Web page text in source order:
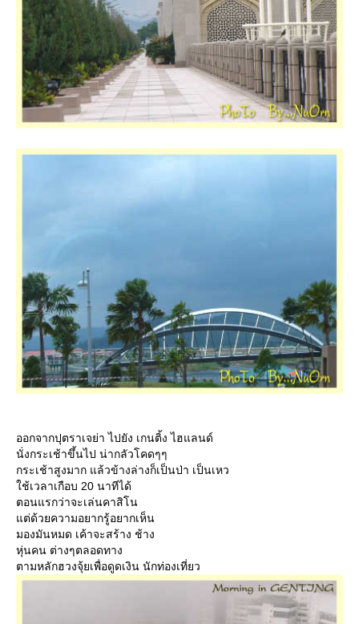
ออกจากปุตราเจย่า ไปยัง เกนติ้ง ไฮแลนด์
นั่งกระเช้าขึ้นไป น่ากลัวโคดๆๆ
กระเช้าสูงมาก แล้วข้างล่างก็เป็นป่า เป็นเหว
ช้เวลาเกือบ 20 นาทีได้
ตอนแรกว่าจะเล่นคาสิโน
ต่ด้วยความอยากรู้อยากเห็น
มองมันหมด เค้าจะสร้าง ช้าง
หุ่นคน ต่างๆตลอดทาง
ตามหลักฮวงจุ้ยเพื่อดูดเงิน นักท่องเที่ยว